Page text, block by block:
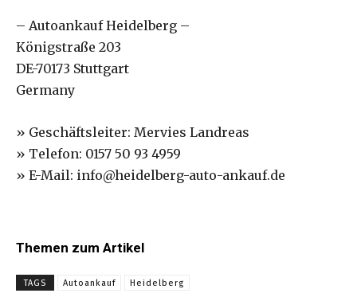
– Autoankauf Heidelberg –
Königstraße 203
DE-70173 Stuttgart
Germany
» Geschäftsleiter: Mervies Landreas
» Telefon: 0157 50 93 4959
» E-Mail: info@heidelberg-auto-ankauf.de
Themen zum Artikel
TAGS Autoankauf Heidelberg